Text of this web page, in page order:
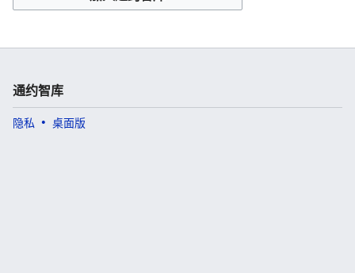
通约智库
隐私 桌面版